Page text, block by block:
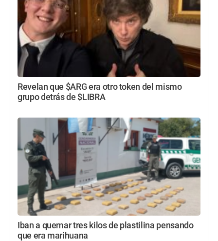
Revelan que $ARG era otro token del mismo
grupo detrás de $LIBRA
Iban a quemar tres kilos de plastilina pensando
que era marihuana